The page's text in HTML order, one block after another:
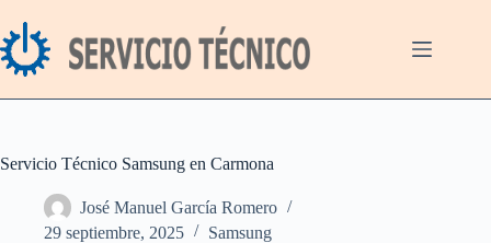
al
contenido
Servicio Técnico Samsung en Carmona
José Manuel García Romero
29 septiembre, 2025
Samsung